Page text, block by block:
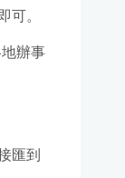
。
辦事
匯到